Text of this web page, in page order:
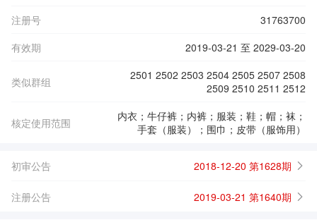
注册号
31763700
有效期
2019-03-21 至 2029-03-20
类似群组
2501 2502 2503 2504 2505 2507 2508
2509 2510 2511 2512
核定使用范围
内衣；牛仔裤；内裤；服装；鞋；帽；袜；
手套（服装）；围巾；皮带（服饰用）
初审公告 2018-12-20 第1628期
注册公告 2019-03-21 第1640期